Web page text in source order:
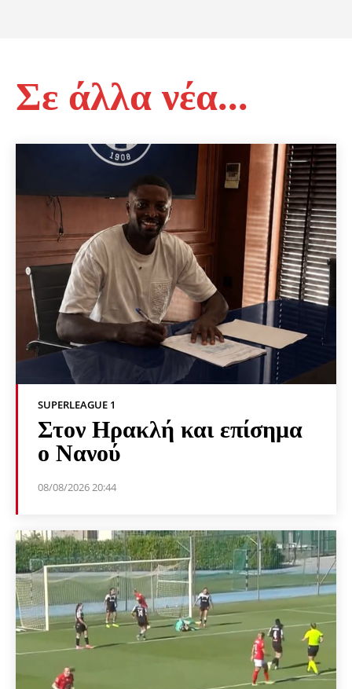
Σε άλλα νέα...
SUPERLEAGUE 1
Στον Ηρακλή και επίσημα
ο Νανού
08/08/2026 20:44